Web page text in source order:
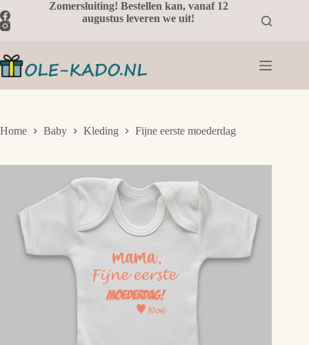
naar
de
Zomersluiting! Bestellen kan, vanaf 12
augustus leveren we uit!
Home Baby Kleding Fijne eerste moederdag